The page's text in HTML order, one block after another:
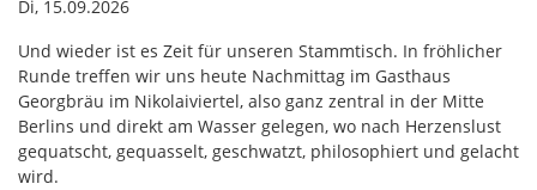
Di, 15.09.2026
Und wieder ist es Zeit für unseren Stammtisch. In fröhlicher
Runde treffen wir uns heute Nachmittag im Gasthaus
Georgbräu im Nikolaiviertel, also ganz zentral in der Mitte
Berlins und direkt am Wasser gelegen, wo nach Herzenslust
gequatscht, gequasselt, geschwatzt, philosophiert und gelacht
wird.